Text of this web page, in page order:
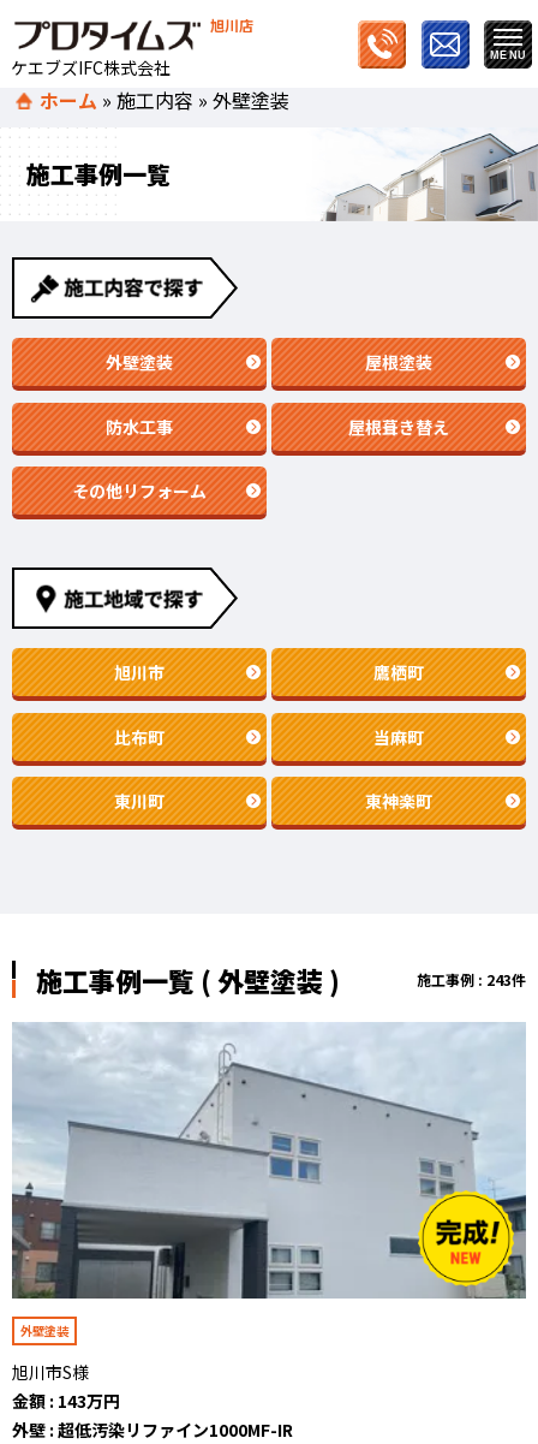
旭川店
ケエブズIFC株式会社
ホーム »施工内容 »外壁塗装
施工事例一覧
外壁塗装 屋根塗装
防水工事 屋根葺き替え
その他リフォーム
旭川市 鷹栖町
比布町 当麻町
東川町 東神楽町
施工事例一覧 ( 外壁塗装 ) 施工事例 : 243件
外壁塗装
旭川市S様
金額 : 143万円
外壁 : 超低汚染リファイン1000MF-IR